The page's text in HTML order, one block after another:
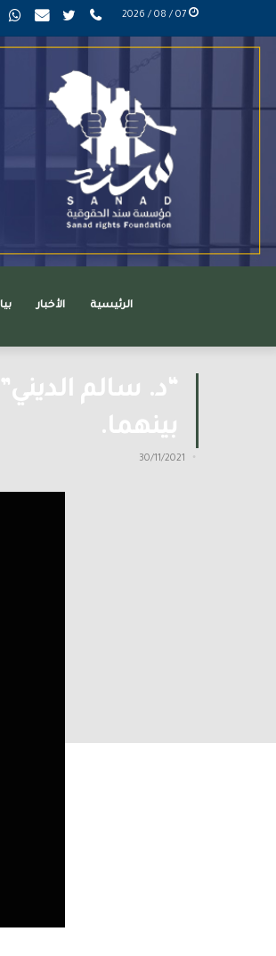
mail تويتر
عربي
phone
الرئيسية الأخبار
“د. سالم
بينهما.
30/11/2021